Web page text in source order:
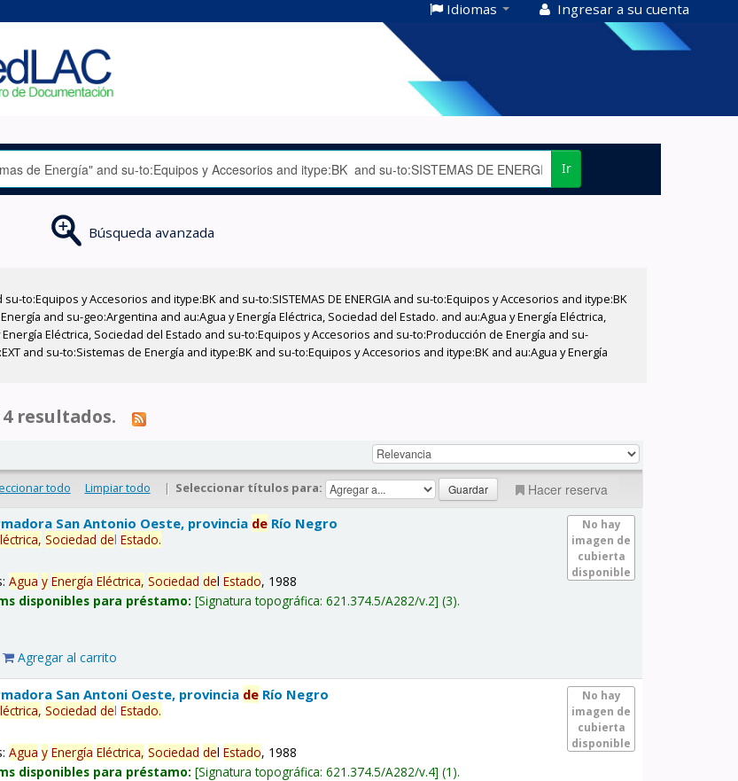
Idiomas Ingresar a su cuenta
Ir
Búsqueda avanzada
to:Equipos y Accesorios and itype:BK and su-to:SISTEMAS DE ENERGIA and su-to:Equipos y Accesorios and itype:BK
and su-geo:Argentina and au:Agua y Energía Eléctrica, Sociedad del Estado. and au:Agua y Energía Eléctrica,
Eléctrica, Sociedad del Estado and su-to:Equipos y Accesorios and su-to:Producción de Energía and su-
and su-to:Sistemas de Energía and itype:BK and su-to:Equipos y Accesorios and itype:BK and au:Agua y Energía
resultados.
todo Limpiar todo | Seleccionar títulos para: Hacer reserva
No hay
imagen de
cubierta
disponible
San Antonio Oeste, provincia de Río Negro
Sociedad delEstado.
Agua y Energía Eléctrica, Sociedad delEstado, 1988
disponibles para préstamo: Signatura topográfica:621.374.5/A282/v.2 (3).
Agregar al carrito
No hay
imagen de
cubierta
disponible
San Antoni Oeste, provincia de Río Negro
Sociedad delEstado.
Agua y Energía Eléctrica, Sociedad delEstado, 1988
disponibles para préstamo: Signatura topográfica:621.374.5/A282/v.4 (1).